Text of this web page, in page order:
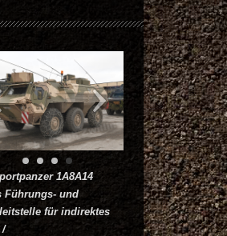
1A8A14
Führungs- und
für indirektes
/